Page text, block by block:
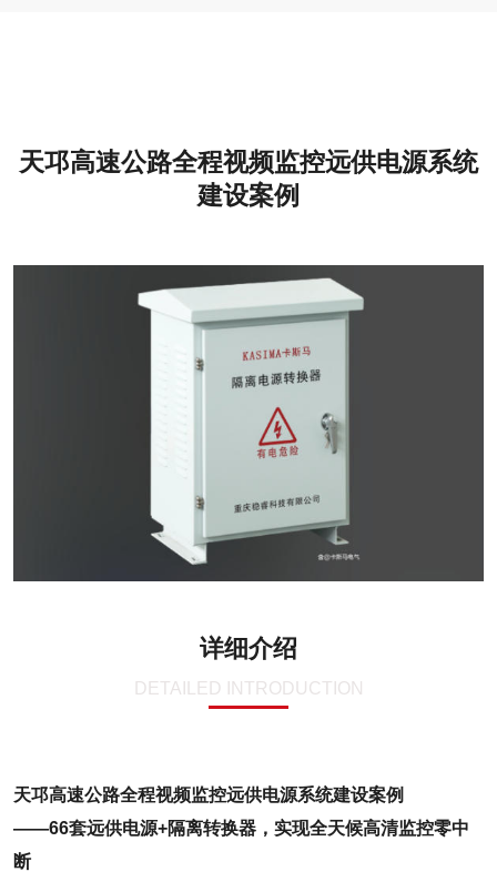
天邛高速公路全程视频监控远供电源系统
建设案例
详细介绍
DETAILED INTRODUCTION
天邛高速公路全程视频监控远供电源系统建设案例
——66套远供电源+隔离转换器，实现全天候高清监控零中
断